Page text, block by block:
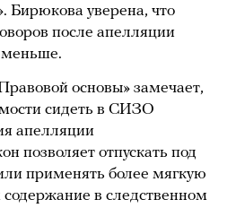
Бирюкова уверена, что
после апелляции
меньше.
основы» замечает,
сидеть в СИЗО
апелляции
позволяет отпускать под
применять более мягкую
в следственном